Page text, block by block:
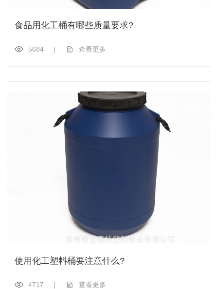
食品用化工桶有哪些质量要求?
5684 | 查看更多
使用化工塑料桶要注意什么?
4717 | 查看更多